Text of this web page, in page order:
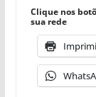
Clique nos
sua rede